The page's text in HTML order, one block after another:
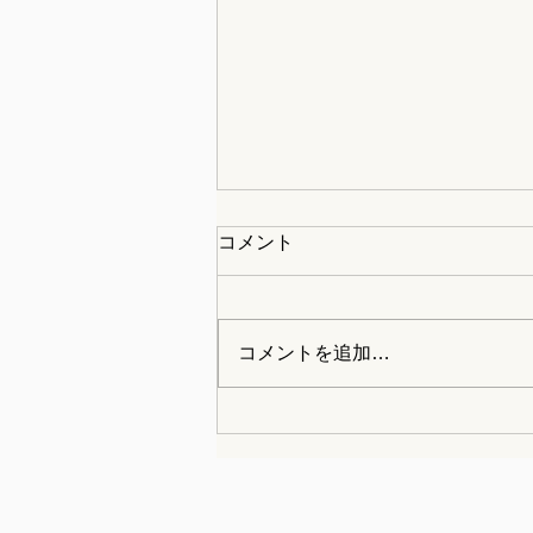
早産は「安静」でどう変わる
コメント
コメントを追加…